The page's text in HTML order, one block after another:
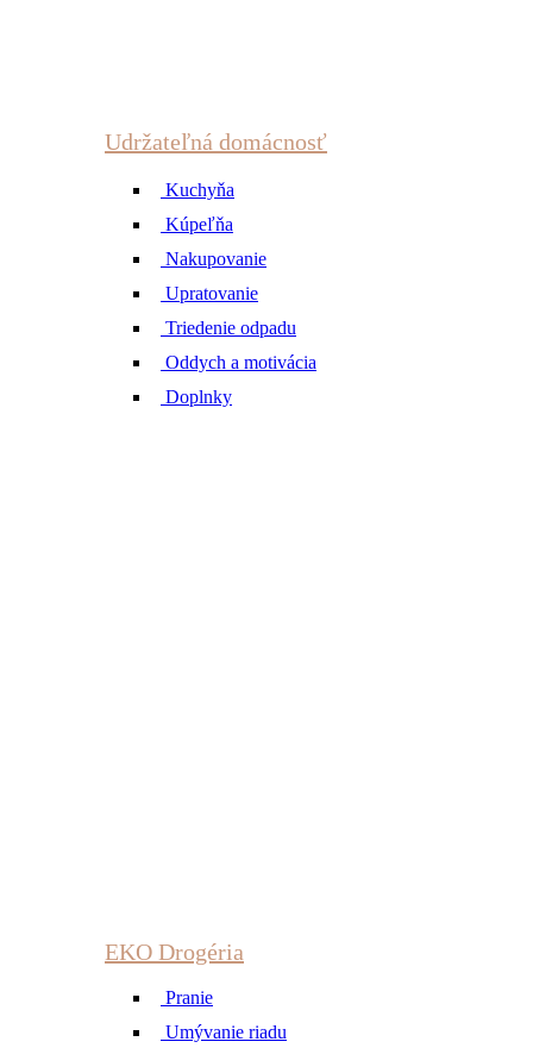
Udržateľná domácnosť
Kuchyňa
Kúpeľňa
Nakupovanie
Upratovanie
Triedenie odpadu
Oddych a motivácia
Doplnky
EKO Drogéria
Pranie
Umývanie riadu